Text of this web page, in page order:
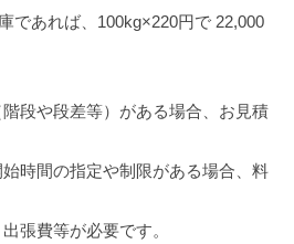
であれば、100kg×220円で 22,000
段や段差等）がある場合、お見積
時間の指定や制限がある場合、料
張費等が必要です。